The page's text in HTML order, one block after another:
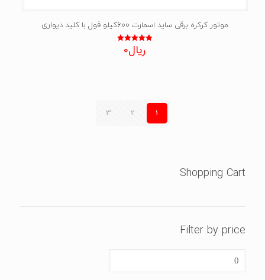
موتور کرکره برقی ساید اسمارت 600کیلو فول با کلید دیواری
نمره
5.00
ریال0
1
2
3
Shopping Cart
Filter by price
قیمت